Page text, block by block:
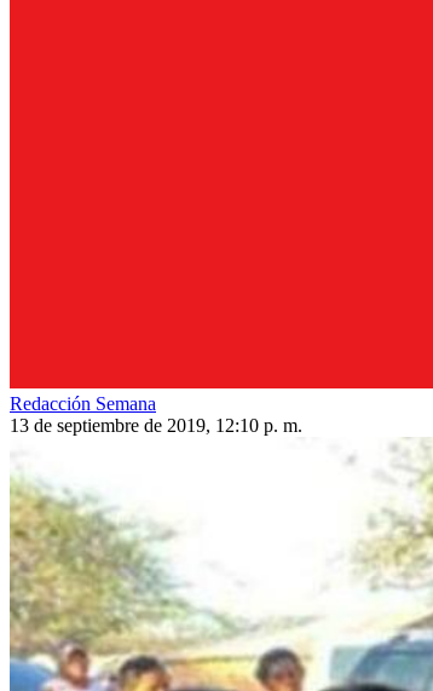
Redacción Semana
13 de septiembre de 2019, 12:10 p. m.